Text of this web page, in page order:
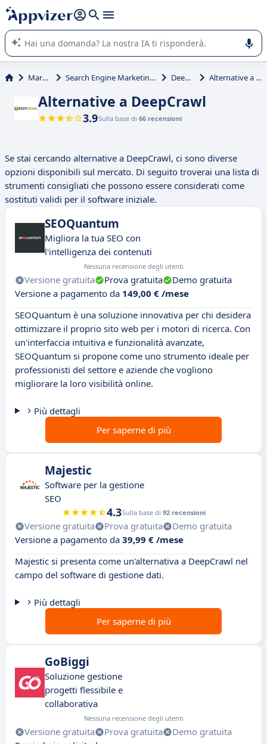
righe con
shift + enter
L'IA di Appvizer vi guida nell'utilizzo o nella scelta di un
software SaaS per la vostra azienda.
Marketing Search Engine Marketing (SEM, SEO, SEA) DeepCrawl Alternative a DeepCrawl
Alternative a DeepCrawl
3.9Sulla base di 66 recensioni
Se stai cercando alternative a DeepCrawl, ci sono diverse
opzioni disponibili sul mercato. Di seguito troverai una lista di
strumenti consigliati che possono essere considerati come
sostituti validi per il software iniziale.
SEOQuantum
Migliora la tua SEO con
l'intelligenza dei contenuti
Nessuna recensione degli utenti
Versione gratuita Prova gratuita
Demo gratuita
Versione a pagamento da 149,00 € /mese
SEOQuantum è una soluzione innovativa per chi desidera
ottimizzare il proprio sito web per i motori di ricerca. Con
un'interfaccia intuitiva e funzionalità avanzate,
SEOQuantum si propone come uno strumento ideale per
professionisti del settore e aziende che vogliono
migliorare la loro visibilità online.
Più dettagli
Per saperne di più
Majestic
Software per la gestione
SEO
4.3Sulla base di 92 recensioni
Versione gratuita Prova gratuita
Demo gratuita
Versione a pagamento da 39,99 € /mese
Majestic si presenta come un'alternativa a DeepCrawl nel
campo del software di gestione dati.
Più dettagli
Per saperne di più
GoBiggi
Soluzione gestione
progetti flessibile e
collaborativa
Nessuna recensione degli utenti
Versione gratuita Prova gratuita
Demo gratuita